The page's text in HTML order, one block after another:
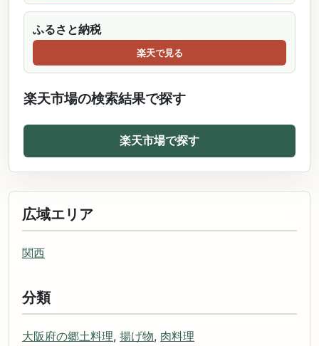
ふるさと納税
楽天で見る
楽天市場の検索結果で探す
楽天市場で探す
広域エリア
関西
分類
大阪府の郷土料理, 揚げ物, 肉料理